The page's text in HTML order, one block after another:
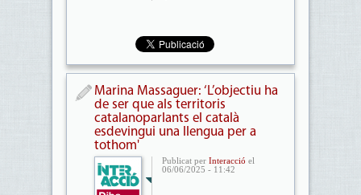
Marina Massaguer: ‘L’objectiu ha
de ser que als territoris
catalanoparlants el català
esdevingui una llengua per a
tothom'
Publicat per Interacció el
06/06/2025 - 11:42